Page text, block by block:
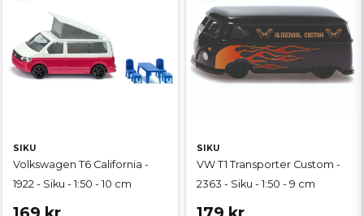
SIKU
Volkswagen T6 California -
1922 - Siku - 1:50 - 10 cm
SIKU
VW T1 Transporter Custom -
2363 - Siku - 1:50 - 9 cm